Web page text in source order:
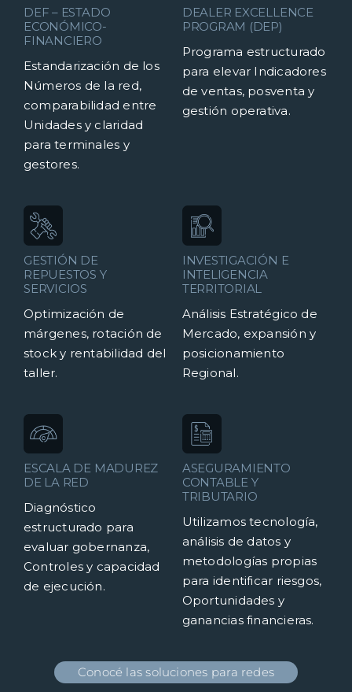
DEF – ESTADO
ECONÓMICO-
FINANCIERO
Estandarización de los
Números de la red,
comparabilidad entre
Unidades y claridad
para terminales y
gestores.
DEALER EXCELLENCE
PROGRAM (DEP)
Programa estructurado
para elevar Indicadores
de ventas, posventa y
gestión operativa.
GESTIÓN DE
REPUESTOS Y
SERVICIOS
Optimización de
márgenes, rotación de
stock y rentabilidad del
taller.
INVESTIGACIÓN E
INTELIGENCIA
TERRITORIAL
Análisis Estratégico de
Mercado, expansión y
posicionamiento
Regional.
ESCALA DE MADUREZ
DE LA RED
Diagnóstico
estructurado para
evaluar gobernanza,
Controles y capacidad
de ejecución.
ASEGURAMIENTO
CONTABLE Y
TRIBUTARIO
Utilizamos tecnología,
análisis de datos y
metodologías propias
para identificar riesgos,
Oportunidades y
ganancias financieras.
Conocé las soluciones para redes